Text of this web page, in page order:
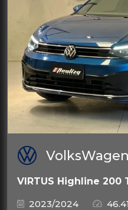
VolksWagen
VIRTUS Highline 200
2023/2024